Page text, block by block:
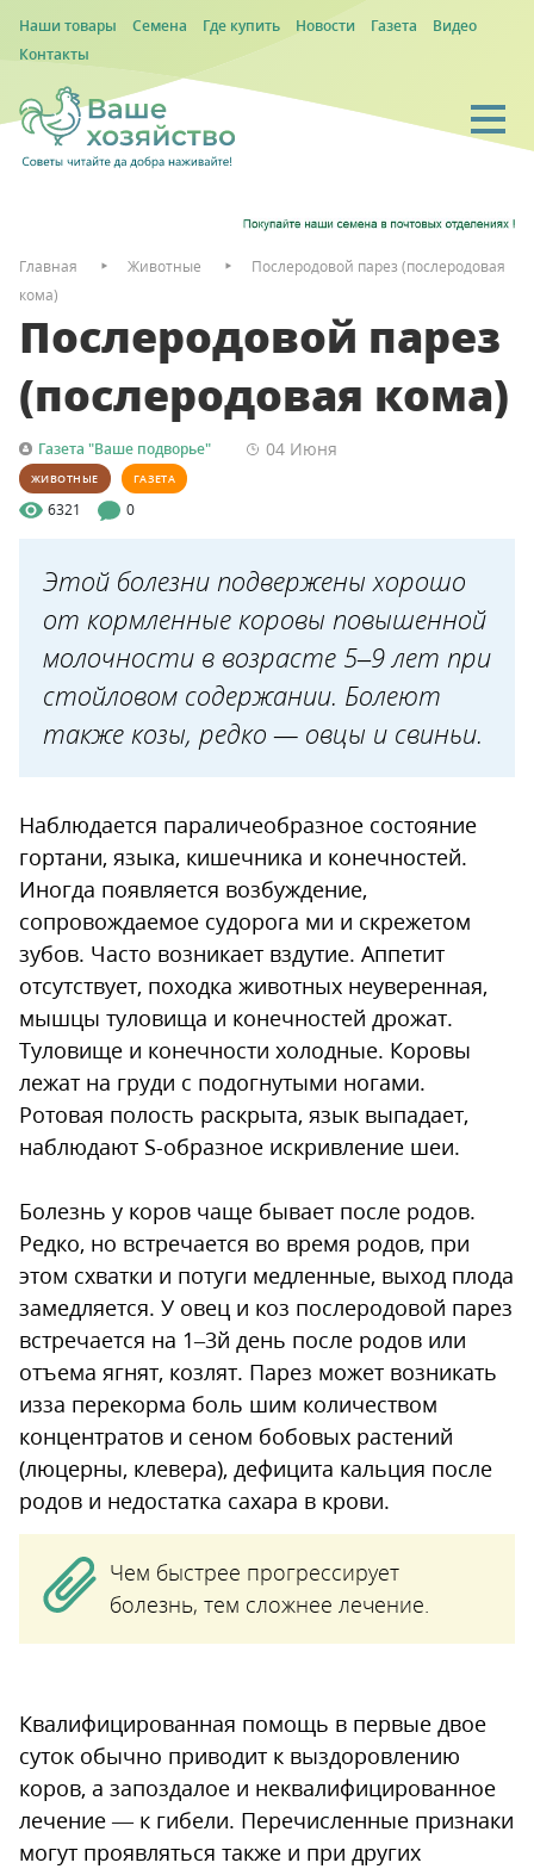
Наши товары Семена Где купить Новости Газета
Видео
Контакты
Главная Животные
Послеродовой парез (послеродовая
кома)
Послеродовой парез
(послеродовая кома)
Газета "Ваше подворье" 04 Июня
ЖИВОТНЫЕ ГАЗЕТА
6321 0
Этой болезни подвержены хорошо
от кормленные коровы повышенной
молочности в возрасте 5–9 лет при
стойловом содержании. Болеют
также козы, редко — овцы и свиньи.
Наблюдается параличеобразное состояние
гортани, языка, кишечника и конечностей.
Иногда появляется возбуждение,
сопровождаемое судорога ми и скрежетом
зубов. Часто возникает вздутие. Аппетит
отсутствует, походка животных неуверенная,
мышцы туловища и конечностей дрожат.
Туловище и конечности холодные. Коровы
лежат на груди с подогнутыми ногами.
Ротовая полость раскрыта, язык выпадает,
наблюдают S-образное искривление шеи.
Болезнь у коров чаще бывает после родов.
Редко, но встречается во время родов, при
этом схватки и потуги медленные, выход плода
замедляется. У овец и коз послеродовой парез
встречается на 1–3й день после родов или
отъема ягнят, козлят. Парез может возникать
изза перекорма боль шим количеством
концентратов и сеном бобовых растений
(люцерны, клевера), дефицита кальция после
родов и недостатка сахара в крови.
Чем быстрее прогрессирует
болезнь, тем сложнее лечение.
Квалифицированная помощь в первые двое
суток обычно приводит к выздоровлению
коров, а запоздалое и неквалифицированное
лечение — к гибели. Перечисленные признаки
могут проявляться также и при других